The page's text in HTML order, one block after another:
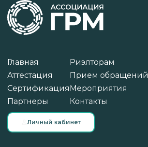
Главная
Аттестация
Сертификация
Партнеры
Риэлторам
Прием обращений
Мероприятия
Контакты
Личный кабинет